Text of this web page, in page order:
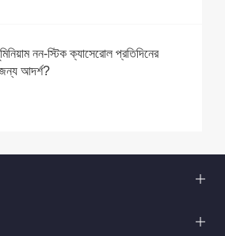
নন-স্টিক ক্যাসেরোল প্রতিদিনের
আদর্শ?